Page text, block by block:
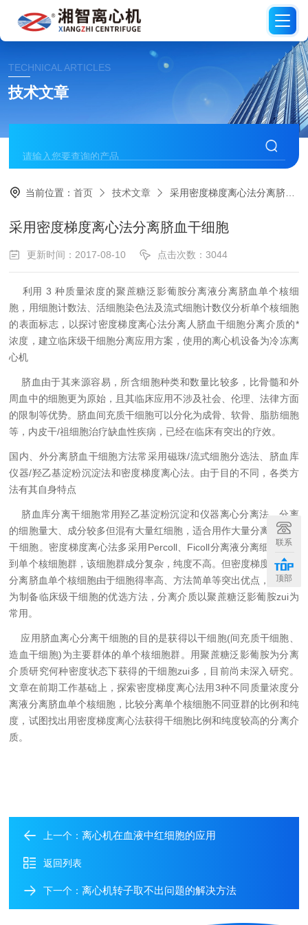
TECHNICAL ARTICLES
技术文章
当前位置：首页 技术文章 采用密度梯度离心法分离脐血干细胞
采用密度梯度离心法分离脐血干细胞
更新时间：2017-08-10 点击次数：3044
利用 3 种质量浓度的聚蔗糖泛影葡胺分离液分离脐血单个核细
胞，用细胞计数法、活细胞染色法及流式细胞计数仪分析单个核细胞
的表面标志，以探讨密度梯度离心法分离人脐血干细胞分离介质的*
浓度，建立临床级干细胞分离应用方案，使用的离心机设备为冷冻离
心机
脐血由于其来源容易，所含细胞种类和数量比较多，比骨髓和外
周血中的细胞更为原始，且其临床应用不涉及社会、伦理、法律方面
的限制等优势。脐血间充质干细胞可以分化为成骨、软骨、脂肪细胞
等，内皮干/祖细胞治疗缺血性疾病，已经在临床有突出的疗效。
国内、外分离脐血干细胞方法常采用磁珠/流式细胞分选法、脐血库
仪器/羟乙基淀粉沉淀法和密度梯度离心法。由于目的不同，各类方
法有其自身特点
脐血库分离干细胞常用羟乙基淀粉沉淀和仪器离心分离法，分离
的细胞量大、成分较多但混有大量红细胞，适合用作大量分离、储存
干细胞。密度梯度离心法多采用Percoll、Ficoll分离液分离细胞，得
到单个核细胞群，该细胞群成分复杂，纯度不高。但密度梯度离心法
分离脐血单个核细胞由于细胞得率高、方法简单等突出优点，有望成
为制备临床级干细胞的优选方法，分离介质以聚蔗糖泛影葡胺zui为
常用。
应用脐血离心分离干细胞的目的是获得以干细胞(间充质干细胞、
造血干细胞)为主要群体的单个核细胞群。用聚蔗糖泛影葡胺为分离
介质研究何种密度状态下获得的干细胞zui多，目前尚未深入研究。
文章在前期工作基础上，探索密度梯度离心法用3种不同质量浓度分
离液分离脐血单个核细胞，比较分离单个核细胞不同亚群的比例和纯
度，试图找出用密度梯度离心法获得干细胞比例和纯度较高的分离介
质。
上一个：离心机在血液中红细胞的应用
返回列表
下一个：离心机转子取不出问题的解决方法
联系
顶部